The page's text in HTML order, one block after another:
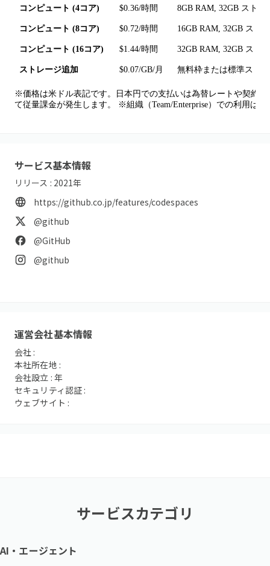
コンピュート (4コア) $0.36/時間 8GB RAM, 32GB ストレ
コンピュート (8コア) $0.72/時間 16GB RAM, 32GB スト
コンピュート (16コア) $1.44/時間 32GB RAM, 32GB スト
ストレージ追加 $0.07/GB/月 無料枠または標準スト
※価格は米ドル表記です。日本円での支払いは為替レートや契約
て従量課金が発生します。 ※組織（Team/Enterprise）での利用は
サービス基本情報
リリース : 2021年
https://github.co.jp/features/codespaces
@github
@GitHub
@github
運営会社基本情報
会社 :
本社所在地 :
会社設立 : 年
セキュリティ認証 :
ウェブサイト :
サービスカテゴリ
AI・エージェント